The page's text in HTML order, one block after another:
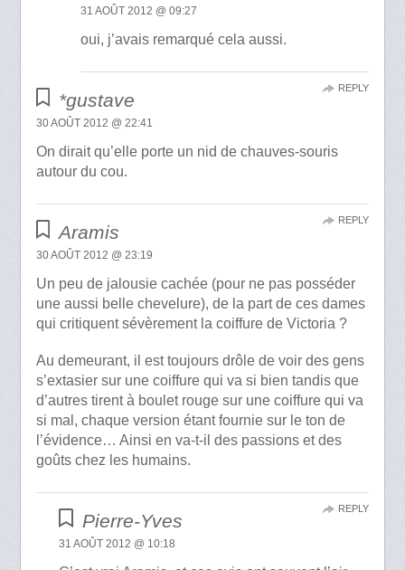
31 AOÛT 2012 @ 09:27
oui, j’avais remarqué cela aussi.
*gustave
30 AOÛT 2012 @ 22:41
On dirait qu’elle porte un nid de chauves-souris
autour du cou.
REPLY
Aramis
30 AOÛT 2012 @ 23:19
Un peu de jalousie cachée (pour ne pas posséder
une aussi belle chevelure), de la part de ces dames
qui critiquent sévèrement la coiffure de Victoria ?
Au demeurant, il est toujours drôle de voir des gens
s’extasier sur une coiffure qui va si bien tandis que
d’autres tirent à boulet rouge sur une coiffure qui va
si mal, chaque version étant fournie sur le ton de
l’évidence… Ainsi en va-t-il des passions et des
goûts chez les humains.
REPLY
Pierre-Yves
31 AOÛT 2012 @ 10:18
REPLY